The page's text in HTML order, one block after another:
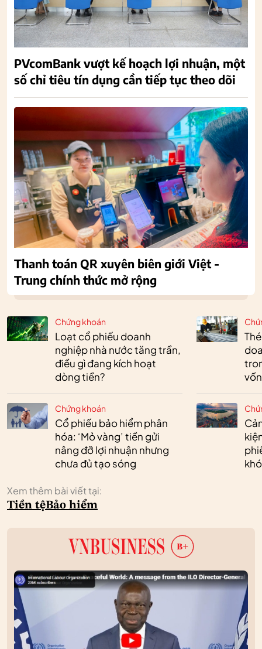
Chứng khoán
Loạt cổ phiếu doanh
nghiệp nhà nước tăng trần,
điều gì đang kích hoạt
dòng tiền?
Chứng khoán
Cổ phiếu bảo hiểm phân
hóa: ‘Mỏ vàng’ tiền gửi
nâng đỡ lợi nhuận nhưng
chưa đủ tạo sóng
vốn
Xem thêm bài viết tại:
Tiền tệBảo hiểm
PVcomBank vượt kế hoạch lợi nhuận, một
số chỉ tiêu tín dụng cần tiếp tục theo dõi
Thanh toán QR xuyên biên giới Việt -
Trung chính thức mở rộng